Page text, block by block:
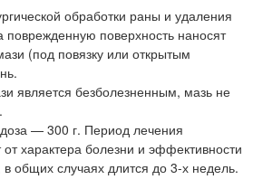
обработки раны и удаления
поврежденную поверхность наносят
(под повязку или открытым
является безболезненным, мазь не
— 300 г. Период лечения
характера болезни и эффективности
общих случаях длится до 3-х недель.